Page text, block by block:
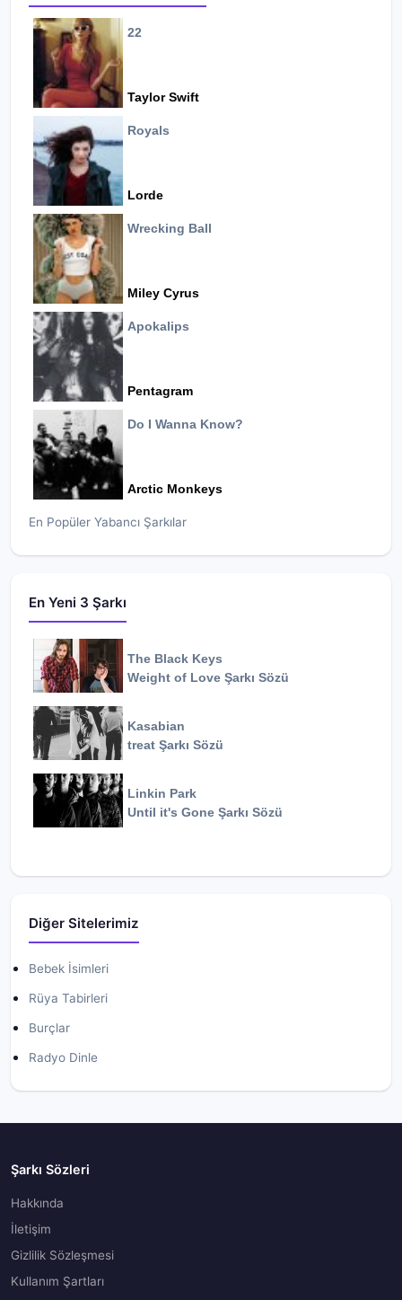
22
Taylor Swift
Royals
Lorde
Wrecking Ball
Miley Cyrus
Apokalips
Pentagram
Do I Wanna Know?
Arctic Monkeys
En Popüler Yabancı Şarkılar
En Yeni 3 Şarkı
The Black Keys
Weight of Love Şarkı Sözü
Kasabian
treat Şarkı Sözü
Linkin Park
Until it's Gone Şarkı Sözü
Diğer Sitelerimiz
Bebek İsimleri
Rüya Tabirleri
Burçlar
Radyo Dinle
Şarkı Sözleri
Hakkında
İletişim
Gizlilik Sözleşmesi
Kullanım Şartları